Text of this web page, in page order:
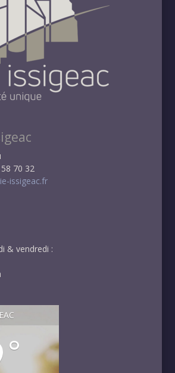
70 32
issigeac.fr
& vendredi :
°